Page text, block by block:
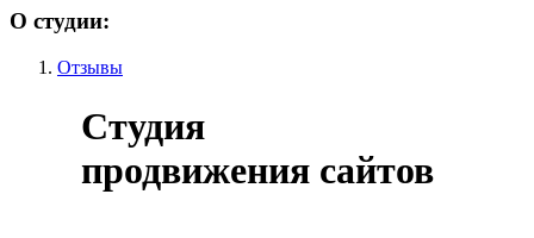
О студии:
Отзывы
Студия
продвижения сайтов